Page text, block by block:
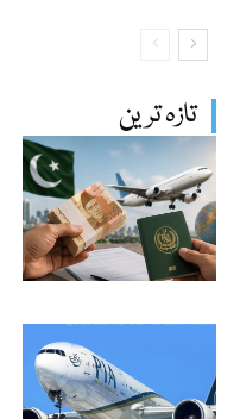
تازہ ترین